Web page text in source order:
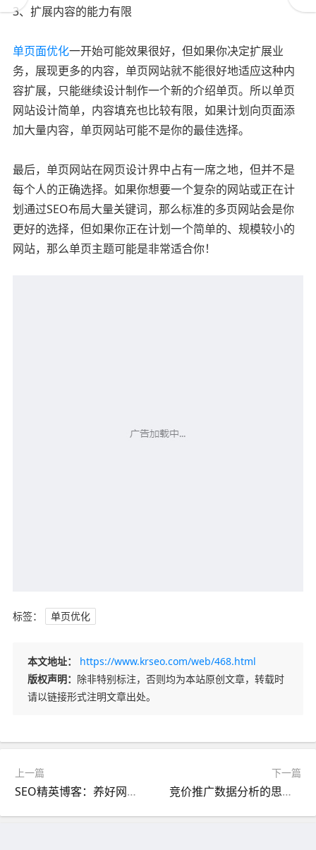
3、扩展内容的能力有限
单页面优化一开始可能效果很好，但如果你决定扩展业
务，展现更多的内容，单页网站就不能很好地适应这种内
容扩展，只能继续设计制作一个新的介绍单页。所以单页
网站设计简单，内容填充也比较有限，如果计划向页面添
加大量内容，单页网站可能不是你的最佳选择。
最后，单页网站在网页设计界中占有一席之地，但并不是
每个人的正确选择。如果你想要一个复杂的网站或正在计
划通过SEO布局大量关键词，那么标准的多页网站会是你
更好的选择，但如果你正在计划一个简单的、规模较小的
网站，那么单页主题可能是非常适合你！
标签： 单页优化
本文地址：
https://www.krseo.com/web/468.html
版权声明： 除非特别标注，否则均为本站原创文章，转载时
请以链接形式注明文章出处。
上一篇
SEO精英博客：养好网站权重这五点要牢记
下一篇
竞价推广数据分析的思路与流程分享